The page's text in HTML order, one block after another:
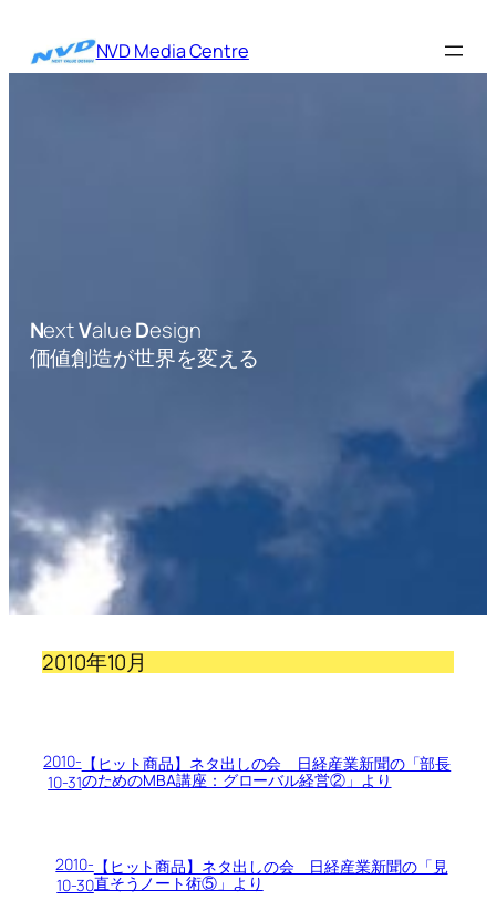
を
NVD Media Centre
NextValueDesign
価値創造が世界を変える
2010年10月
2010-
10-31
【ヒット商品】ネタ出しの会 日経産業新聞の「部長
のためのMBA講座：グローバル経営②」より
2010-
10-30
【ヒット商品】ネタ出しの会 日経産業新聞の「見
直そうノート術⑤」より